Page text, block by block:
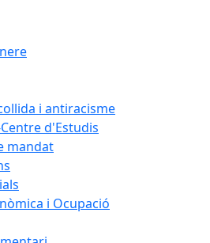
i antiracisme
d'Estudis
mandat
i Ocupació